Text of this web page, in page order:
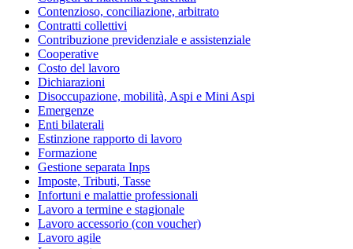
Contenzioso, conciliazione, arbitrato
Contratti collettivi
Contribuzione previdenziale e assistenziale
Cooperative
Costo del lavoro
Dichiarazioni
Disoccupazione, mobilità, Aspi e Mini Aspi
Emergenze
Enti bilaterali
Estinzione rapporto di lavoro
Formazione
Gestione separata Inps
Imposte, Tributi, Tasse
Infortuni e malattie professionali
Lavoro a termine e stagionale
Lavoro accessorio (con voucher)
Lavoro agile